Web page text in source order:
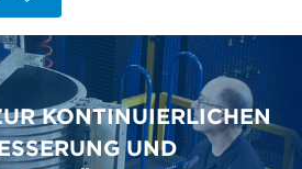
KONTINUIERLICHEN
UND